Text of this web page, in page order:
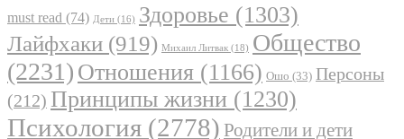
must read (74) Дети (16) Здоровье (1303)
Лайфхаки (919) Михаил Литвак (18) Общество
(2231) Отношения (1166) Ошо (33) Персоны
(212) Принципы жизни (1230)
Психология (2778) Родители и дети